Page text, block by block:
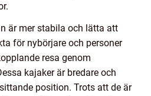
är mer stabila och lätta att
för nybörjare och personer
resa genom
kajaker är bredare och
position. Trots att de är